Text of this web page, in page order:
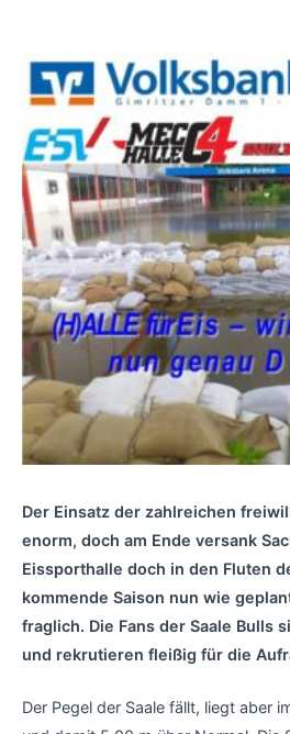
Der Einsatz der zahlreichen
enorm, doch am Ende versank
Eissporthalle doch in den Fluten
kommende Saison nun wie
fraglich. Die Fans der Saale Bulls
und rekrutieren fleißig für die
Der Pegel der Saale fällt, liegt aber